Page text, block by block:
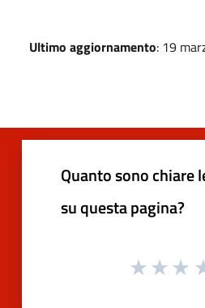
Ultimo aggiornamento: 19
Quanto sono chiare
su questa pagina?